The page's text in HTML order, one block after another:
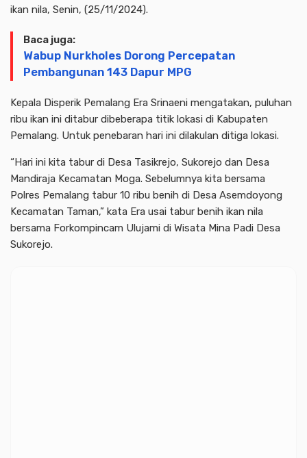
ikan nila, Senin, (25/11/2024).
Baca juga:
Wabup Nurkholes Dorong Percepatan
Pembangunan 143 Dapur MPG
Kepala Disperik Pemalang Era Srinaeni mengatakan, puluhan
ribu ikan ini ditabur dibeberapa titik lokasi di Kabupaten
Pemalang. Untuk penebaran hari ini dilakulan ditiga lokasi.
“Hari ini kita tabur di Desa Tasikrejo, Sukorejo dan Desa
Mandiraja Kecamatan Moga. Sebelumnya kita bersama
Polres Pemalang tabur 10 ribu benih di Desa Asemdoyong
Kecamatan Taman,” kata Era usai tabur benih ikan nila
bersama Forkompincam Ulujami di Wisata Mina Padi Desa
Sukorejo.